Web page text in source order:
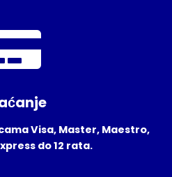
Visa, Master, Maestro,
do 12 rata.